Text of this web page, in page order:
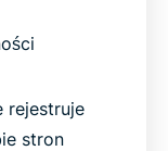
rejestruje
stron